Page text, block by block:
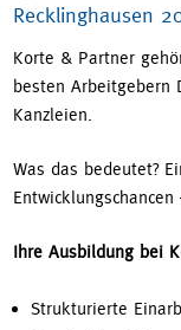
Recklinghausen
Korte & Partner
besten Arbeitgebern
Kanzleien.
Was das bedeutet?
Ihre Ausbildung bei
Strukturierte